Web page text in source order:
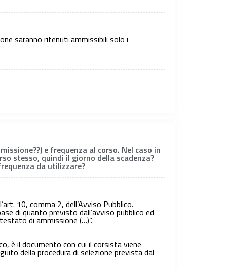
saranno ritenuti ammissibili solo i
e frequenza al corso. Nel caso in
stesso, quindi il giorno della scadenza?
da utilizzare?
10, comma 2, dell’Avviso Pubblico.
di quanto previsto dall’avviso pubblico ed
di ammissione (…)”.
è il documento con cui il corsista viene
della procedura di selezione prevista dal